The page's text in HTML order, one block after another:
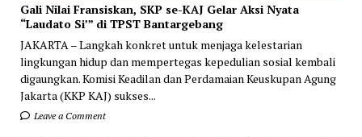
Gali Nilai Fransiskan, SKP se-KAJ Gelar Aksi Nyata
“Laudato Si’” di TPST Bantargebang
JAKARTA – Langkah konkret untuk menjaga kelestarian
lingkungan hidup dan mempertegas kepedulian sosial kembali
digaungkan. Komisi Keadilan dan Perdamaian Keuskupan Agung
Jakarta (KKP KAJ) sukses...
Leave a Comment